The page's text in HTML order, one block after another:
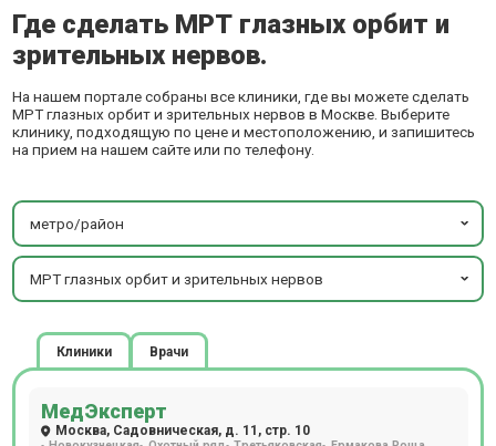
Где сделать МРТ глазных орбит и
зрительных нервов.
На нашем портале собраны все клиники, где вы можете сделать
МРТ глазных орбит и зрительных нервов в Москве. Выберите
клинику, подходящую по цене и местоположению, и запишитесь
на прием на нашем сайте или по телефону.
метро/район
МРТ глазных орбит и зрительных нервов
Клиники Врачи
МедЭксперт
Москва, Садовническая, д. 11, стр. 10